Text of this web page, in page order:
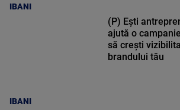
IBANI
IBANI
(P) Ești
ajută o
să crești
brandului tău